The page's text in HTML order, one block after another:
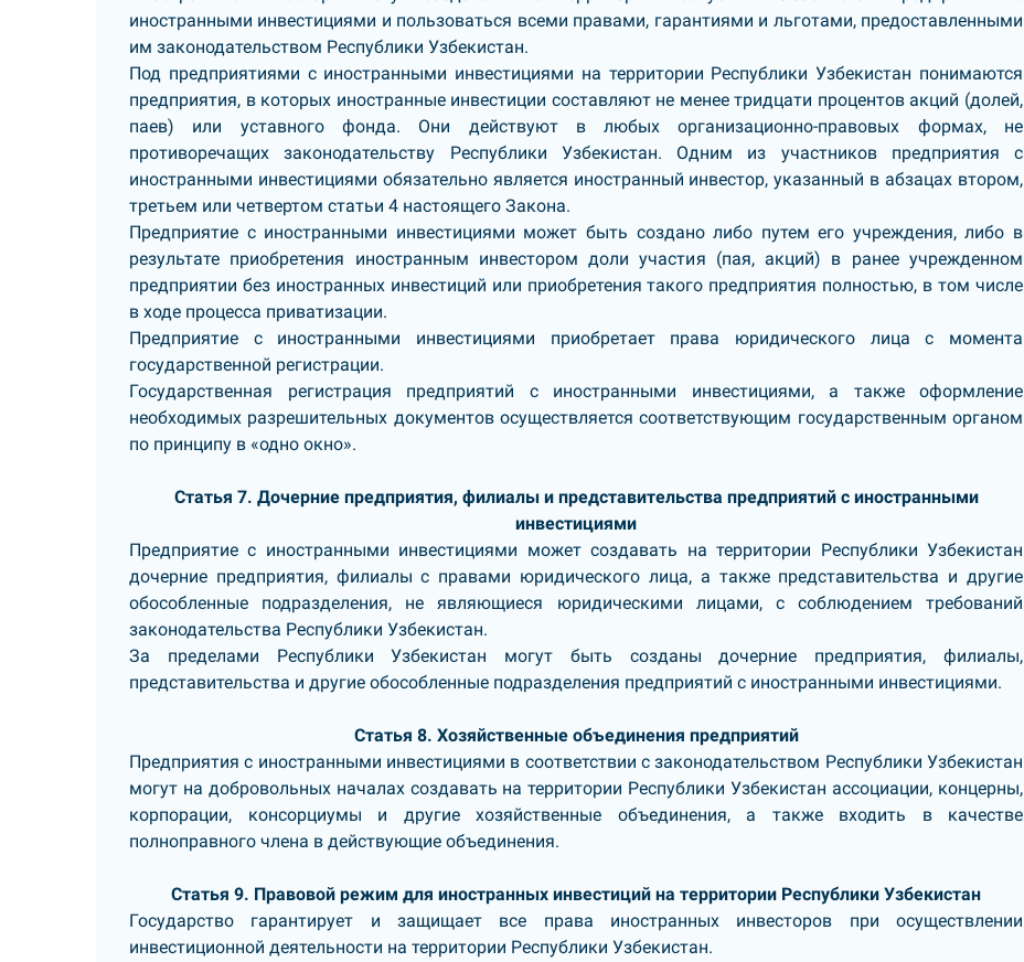
иностранными инвестициями и пользоваться всеми правами, гарантиями и льготами, предоставленными
им законодательством Республики Узбекистан.
Под предприятиями с иностранными инвестициями на территории Республики Узбекистан понимаются
предприятия, в которых иностранные инвестиции составляют не менее тридцати процентов акций (долей,
паев) или уставного фонда. Они действуют в любых организационно-правовых формах, не
противоречащих законодательству Республики Узбекистан. Одним из участников предприятия с
иностранными инвестициями обязательно является иностранный инвестор, указанный в абзацах втором,
третьем или четвертом статьи 4 настоящего Закона.
Предприятие с иностранными инвестициями может быть создано либо путем его учреждения, либо в
результате приобретения иностранным инвестором доли участия (пая, акций) в ранее учрежденном
предприятии без иностранных инвестиций или приобретения такого предприятия полностью, в том числе
в ходе процесса приватизации.
Предприятие с иностранными инвестициями приобретает права юридического лица с момента
государственной регистрации.
Государственная регистрация предприятий с иностранными инвестициями, а также оформление
необходимых разрешительных документов осуществляется соответствующим государственным органом
по принципу в «одно окно».
Статья 7. Дочерние предприятия, филиалы и представительства предприятий с иностранными
инвестициями
Предприятие с иностранными инвестициями может создавать на территории Республики Узбекистан
дочерние предприятия, филиалы с правами юридического лица, а также представительства и другие
обособленные подразделения, не являющиеся юридическими лицами, с соблюдением требований
законодательства Республики Узбекистан.
За пределами Республики Узбекистан могут быть созданы дочерние предприятия, филиалы,
представительства и другие обособленные подразделения предприятий с иностранными инвестициями.
Статья 8. Хозяйственные объединения предприятий
Предприятия с иностранными инвестициями в соответствии с законодательством Республики Узбекистан
могут на добровольных началах создавать на территории Республики Узбекистан ассоциации, концерны,
корпорации, консорциумы и другие хозяйственные объединения, а также входить в качестве
полноправного члена в действующие объединения.
Статья 9. Правовой режим для иностранных инвестиций на территории Республики Узбекистан
Государство гарантирует и защищает все права иностранных инвесторов при осуществлении
инвестиционной деятельности на территории Республики Узбекистан.